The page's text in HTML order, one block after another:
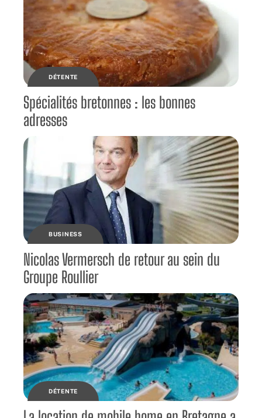
DÉTENTE
Spécialités bretonnes : les bonnes
adresses
BUSINESS
Nicolas Vermersch de retour au sein du
Groupe Roullier
DÉTENTE